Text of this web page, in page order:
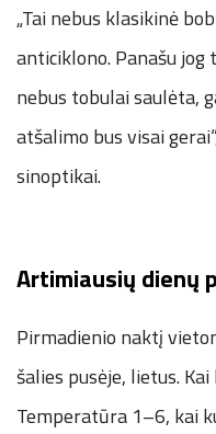
„Tai nebus klasikinė
anticiklono. Panašu
nebus tobulai saulėta,
atšalimo bus visai
sinoptikai.
Artimiausių dienų
Pirmadienio naktį
šalies pusėje, lietus.
Temperatūra 1–6, kai